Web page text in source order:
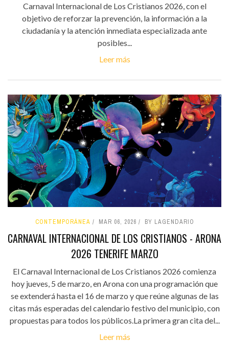
Carnaval Internacional de Los Cristianos 2026, con el
objetivo de reforzar la prevención, la información a la
ciudadanía y la atención inmediata especializada ante
posibles...
Leer más
CONTEMPORÁNEA MAR 06, 2026 BY LAGENDARIO
CARNAVAL INTERNACIONAL DE LOS CRISTIANOS - ARONA
2026 TENERIFE MARZO
El Carnaval Internacional de Los Cristianos 2026 comienza
hoy jueves, 5 de marzo, en Arona con una programación que
se extenderá hasta el 16 de marzo y que reúne algunas de las
citas más esperadas del calendario festivo del municipio, con
propuestas para todos los públicos.La primera gran cita del...
Leer más